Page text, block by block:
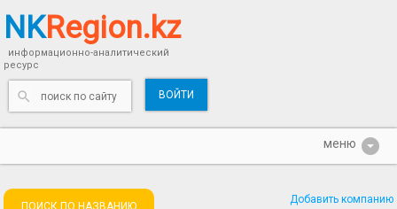
NKRegion.kz
информационно-аналитический
ресурс
ВОЙТИ
ПОИСК ПО НАЗВАНИЮ
Добавить компанию